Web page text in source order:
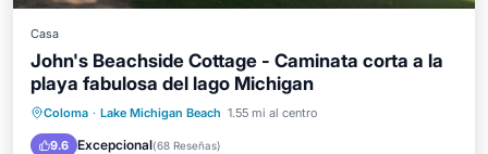
Casa
John's Beachside Cottage - Caminata corta a la
playa fabulosa del lago Michigan
Coloma · Lake Michigan Beach 1.55 mi al centro
9.6 Excepcional(68 Reseñas)
Aparcamiento
Balcón/Terraza
Cocina
Aire acondicionado